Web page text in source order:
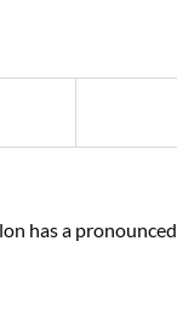
has a